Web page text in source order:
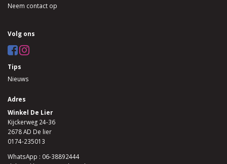
Neem contact op
Volg ons
Tips
Nieuws
Adres
Winkel De Lier
Kijckerweg 24-36
2678 AD De lier
0174-235013
WhatsApp : 06-38892444